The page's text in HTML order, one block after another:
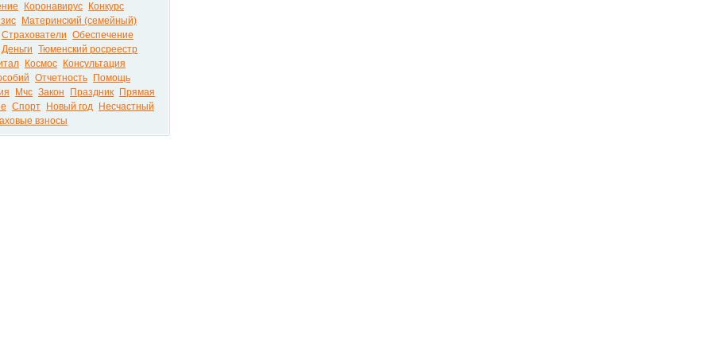
Коронавирус
Конкурс
Материнский (семейный)
Страхователи Обеспечение
Деньги Тюменский росреестр
Космос
Консультация
Отчетность
Помощь
Мчс Закон Праздник
Прямая
Спорт Новый год
Несчастный
взносы